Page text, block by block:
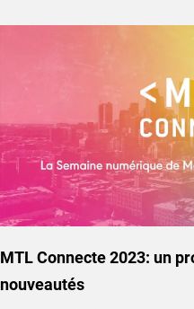
MTL Connecte 2023: un
nouveautés